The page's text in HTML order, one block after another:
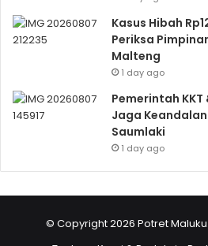
Kasus Hibah
Periksa
Malteng
1 day ago
Pemerintah
Jaga Keandalan
Saumlaki
1 day ago
© Copyright 2026 Potret